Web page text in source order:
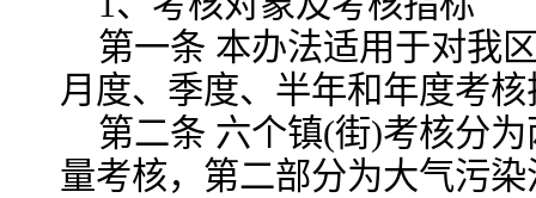
第一条 本办法适用于对我
月度、季度、半年和年度考
第二条 六个镇(街)考核分
量考核，第二部分为大气污